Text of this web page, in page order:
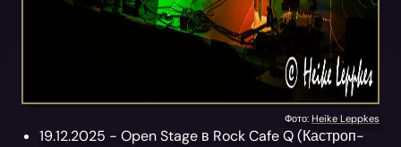
Фото: Heike Leppkes
19.12.2025 - Open Stage в Rock Cafe Q(Кастроп-